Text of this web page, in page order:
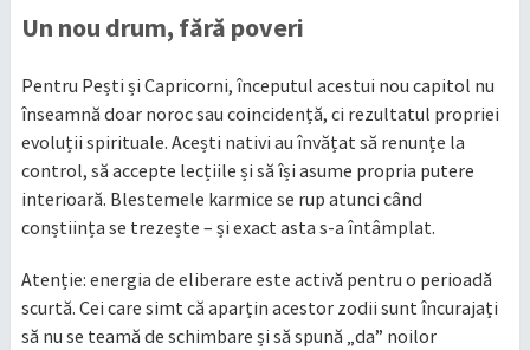
Un nou drum, fără poveri
Pentru Pești și Capricorni, începutul acestui nou capitol nu
înseamnă doar noroc sau coincidență, ci rezultatul propriei
evoluții spirituale. Acești nativi au învățat să renunțe la
control, să accepte lecțiile și să își asume propria putere
interioară. Blestemele karmice se rup atunci când
conștiința se trezește – și exact asta s-a întâmplat.
Atenție: energia de eliberare este activă pentru o perioadă
scurtă. Cei care simt că aparțin acestor zodii sunt încurajați
să nu se teamă de schimbare și să spună „da” noilor